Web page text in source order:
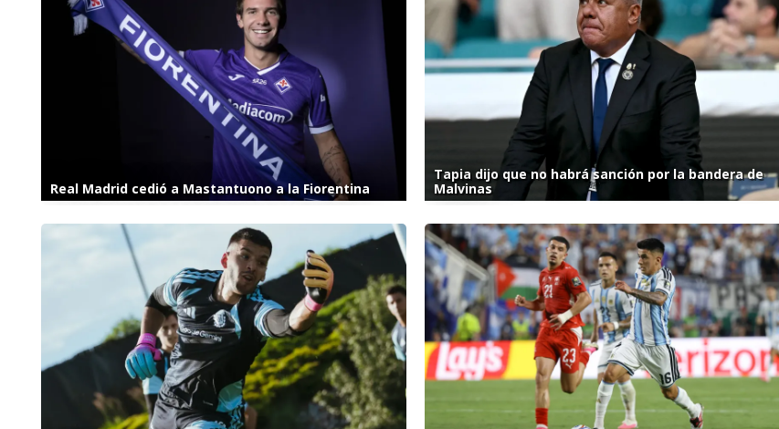
Real Madrid cedió a Mastantuono a la Fiorentina
Tapia dijo que no habrá sanción por la bandera de
Malvinas